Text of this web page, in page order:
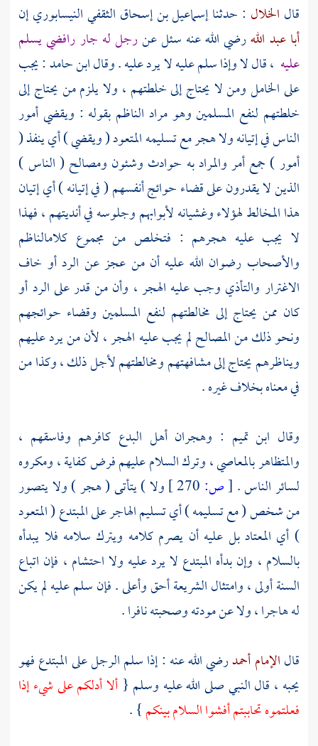
قال الخلال : حدثناإسماعيل بن إسحاق الثقفي النيسابوريإن
أبا عبد اللهرضي الله عنه سئل عنرجل له جار رافضي يسلم
عليه ، قال لا وإذا سلم عليه لا يرد عليه . وقالابن حامد: يجب
على الخامل ومن لا يحتاج إلى خلطتهم ، ولا يلزم من يحتاج إلى
خلطتهم لنفع المسلمين وهو مراد الناظم بقوله : ويقضي أمور
الناس في إتيانه ولا هجر مع تسليمه المتعود ( ويقضي ) أي ينفذ (
أمور ) جمع أمر والمراد به حوادث وشئون ومصالح ( الناس )
الذين لا يقدرون على قضاء حوائج أنفسهم ( في إتيانه ) أي إتيان
هذا المخالط لهؤلاء وغشيانه لأبوابهم وجلوسه في أنديتهم ، فهذا
لا يجب عليه هجرهم : فتخلص من مجموع كلامالناظم
والأصحاب رضوان الله عليه أن من عجز عن الرد أو خاف
الاغترار والتأذي وجب عليه الهجر ، وأن من قدر على الرد أو
كان ممن يحتاج إلى مخالطتهم لنفع المسلمين وقضاء حوائجهم
ونحو ذلك من المصالح لم يجب عليه الهجر ، لأن من يرد عليهم
ويناظرهم يحتاج إلى مشافهتهم ومخالطتهم لأجل ذلك ، وكذا من
في معناه بخلاف غيره .
وقال ابن تميم : وهجران أهل البدع كافرهم وفاسقهم ،
والمتظاهر بالمعاصي ، وترك السلام عليهم فرض كفاية ، ومكروه
لسائر الناس . [ص:
ولا ) يتأتى ( هجر ) ولا يتصور
من شخص ( مع تسليمه ) أي تسليم الهاجر على المبتدع ( المتعود
) أي المعتاد بل عليه أن يصرم كلامه ويترك سلامه فلا يبدأه
بالسلام ، وإن بدأه المبتدع لا يرد عليه ولا احتشام ، فإن اتباع
السنة أولى ، وامتثال الشريعة أحق وأعلى . فإن سلم عليه لم يكن
له هاجرا ، ولا عن مودته وصحبته نافرا .
قالالإمام أحمدرضي الله عنه : إذا سلم الرجل على المبتدع فهو
يحبه ، قال النبي صلى الله عليه وسلم {ألا أدلكم على شيء إذا
فعلتموه تحاببتم أفشوا السلام بينكم} .